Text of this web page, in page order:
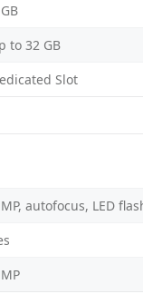
to 32 GB
Slot
autofocus, LED